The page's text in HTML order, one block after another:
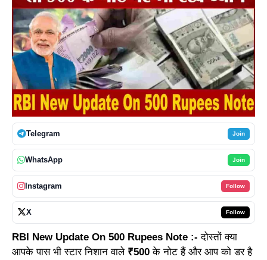
Telegram Join
WhatsApp Join
Instagram Follow
X Follow
RBI New Update On 500 Rupees Note :-दोस्तों क्या
आपके पास भी स्टार निशान वाले ₹500के नोट हैं और आप को डर है